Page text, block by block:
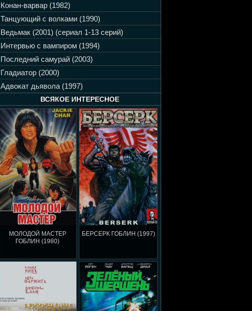
Конан-варвар (1982)
Танцующий с волками (1990)
Ведьмак (2001) (сериал 1-13 серий)
Интервью с вампиром (1994)
Последний самурай (2003)
Гладиатор (2000)
Адвокат дьявола (1997)
ВСЯКОЕ ИНТЕРЕСНОЕ
МОЛОДОЙ МАСТЕР
ГОБЛИН (1980)
БЕРСЕРК ГОБЛИН (1997)